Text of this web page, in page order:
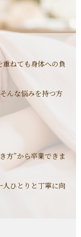
ねても身体への負
んな悩みを持つ方
方”から卒業できま
ひとりと丁寧に向